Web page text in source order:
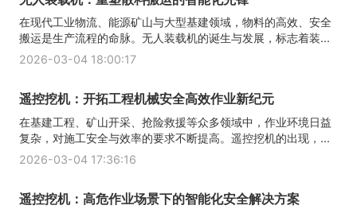
在现代工业物流、能源矿山与大型基建领域，物料的高效、安全
搬运是生产流程的命脉。无人装载机的诞生与发展，标志着装...
2026-03-04 18:00:17
遥控挖机：开拓工程机械安全高效作业新纪元
在基建工程、矿山开采、抢险救援等众多领域中，作业环境日益
复杂，对施工安全与效率的要求不断提高。遥控挖机的出现，...
2026-03-04 17:36:16
遥控挖机：高危作业场景下的智能化安全解决方案